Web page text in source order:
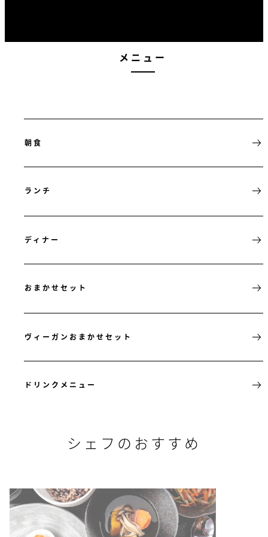
メニュー
朝食
ランチ
ディナー
おまかせセット
ヴィーガンおまかせセット
ドリンクメニュー
シェフのおすすめ